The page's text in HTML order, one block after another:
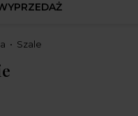
Szale